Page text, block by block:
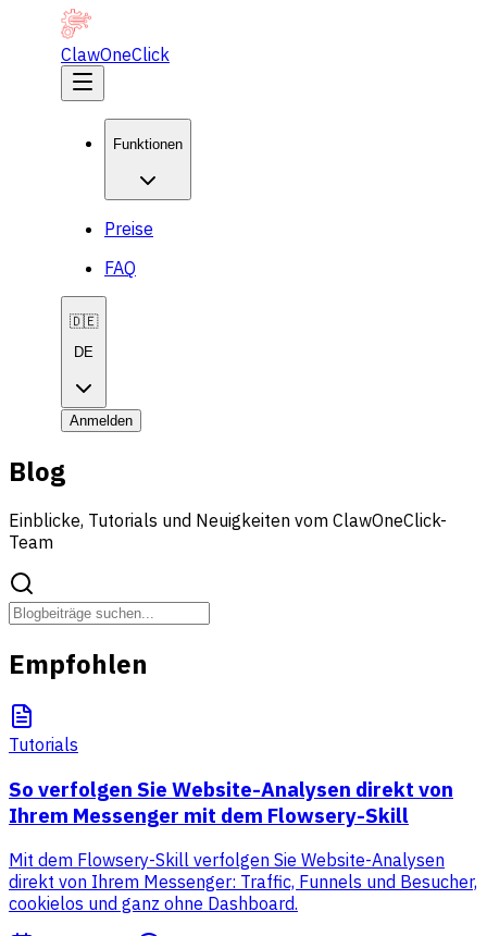
ClawOneClick
Funktionen
Preise
FAQ
🇩🇪
DE
Anmelden
Blog
Einblicke, Tutorials und Neuigkeiten vom ClawOneClick-
Team
Empfohlen
Tutorials
So verfolgen Sie Website-Analysen direkt von
Ihrem Messenger mit dem Flowsery-Skill
Mit dem Flowsery-Skill verfolgen Sie Website-Analysen
direkt von Ihrem Messenger: Traffic, Funnels und Besucher,
cookielos und ganz ohne Dashboard.